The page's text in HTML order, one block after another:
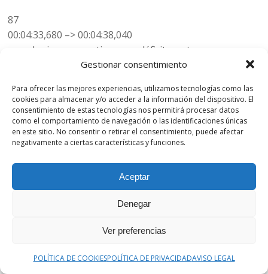
Gestionar consentimiento
Para ofrecer las mejores experiencias, utilizamos tecnologías como las
cookies para almacenar y/o acceder a la información del dispositivo. El
consentimiento de estas tecnologías nos permitirá procesar datos
como el comportamiento de navegación o las identificaciones únicas
en este sitio. No consentir o retirar el consentimiento, puede afectar
negativamente a ciertas características y funciones.
Aceptar
Denegar
Ver preferencias
POLÍTICA DE COOKIESPOLÍTICA DE PRIVACIDADAVISO LEGAL
87
00:04:33,680 –> 00:04:38,040
que alguien que no tiene ese déficit y entonces
88
00:04:38,120 –> 00:04:40,720
si toma mucha cantidad de lácteo le va a quedar
00:04:40,759 –> 00:04:43,540
ese remanente sin capacidad de que se pueda digerir, le
00:04:43,620 –> 00:04:46,819